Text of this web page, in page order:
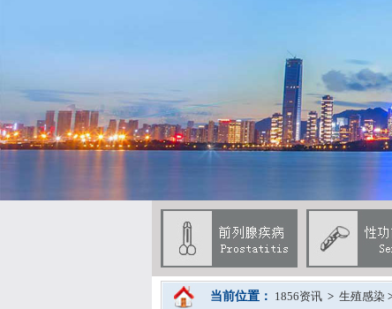
当前位置： 1856资讯 > 生殖感染